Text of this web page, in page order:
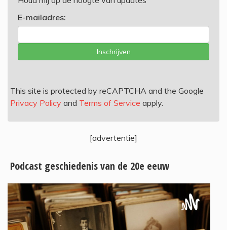
E-mailadres:
Inschrijven
This site is protected by reCAPTCHA and the Google
Privacy Policy and Terms of Service apply.
[advertentie]
Podcast geschiedenis van de 20e eeuw